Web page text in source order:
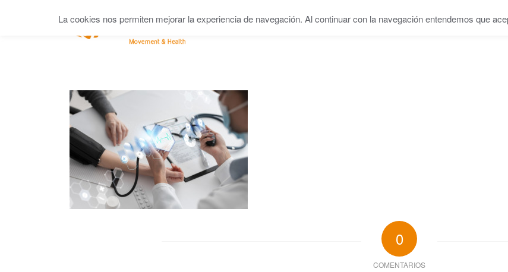
SERVICIOS CENTRO
0
COMENTARIOS
La cookies nos permiten mejorar la experiencia de navegación. Al continuar con la navegación entendemos que